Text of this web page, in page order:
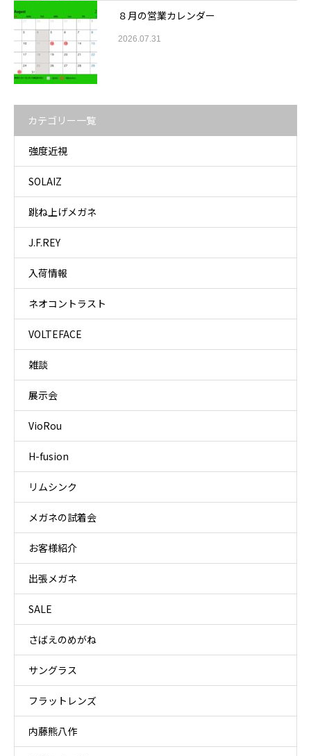
８月の営業カレンダー
2026.07.31
カテゴリー一覧
強度近視
SOLAIZ
跳ね上げメガネ
J.F.REY
入荷情報
ネオコントラスト
VOLTEFACE
雑談
展示会
VioRou
H-fusion
リムシンク
メガネの試着会
お客様紹介
出張メガネ
SALE
さばえのめがね
サングラス
フラットレンズ
内藤熊八作